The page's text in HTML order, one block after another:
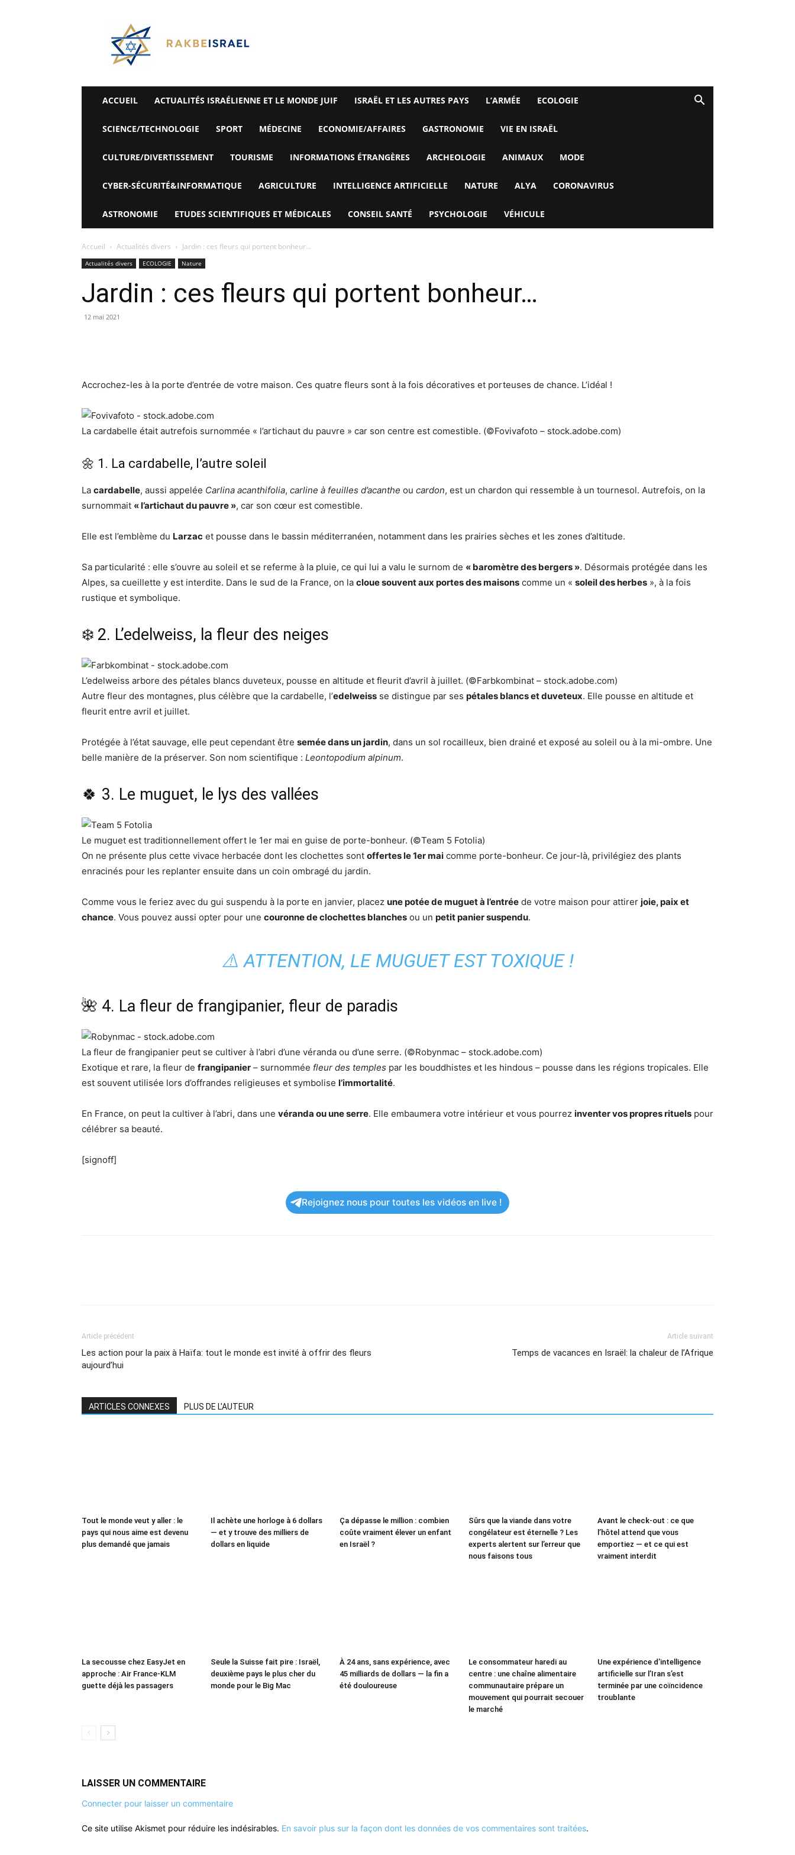
Rak
Be
Israel-
Alyaexpress-
News
ACCUEIL ACTUALITÉS ISRAÉLIENNE ET LE MONDE JUIF ISRAËL ET LES AUTRES PAYS L’ARMÉE ECOLOGIE
SCIENCE/TECHNOLOGIE SPORT MÉDECINE ECONOMIE/AFFAIRES GASTRONOMIE VIE EN ISRAËL
CULTURE/DIVERTISSEMENT TOURISME INFORMATIONS ÉTRANGÈRES ARCHEOLOGIE ANIMAUX MODE
CYBER-SÉCURITÉ&INFORMATIQUE AGRICULTURE INTELLIGENCE ARTIFICIELLE NATURE ALYA CORONAVIRUS
ASTRONOMIE ETUDES SCIENTIFIQUES ET MÉDICALES CONSEIL SANTÉ PSYCHOLOGIE VÉHICULE
Accueil Actualités divers Jardin : ces fleurs qui portent bonheur…
Actualités divers ECOLOGIE Nature
Jardin : ces fleurs qui portent bonheur…
12 mai 2021
Accrochez-les à la porte d’entrée de votre maison. Ces quatre fleurs sont à la fois décoratives et porteuses de chance. L’idéal !
La cardabelle était autrefois surnommée « l’artichaut du pauvre » car son centre est comestible. (©Fovivafoto – stock.adobe.com)
🌼 1. La cardabelle, l’autre soleil
La cardabelle, aussi appelée Carlina acanthifolia, carline à feuilles d’acanthe ou cardon, est un chardon qui ressemble à un tournesol. Autrefois, on la
surnommait « l’artichaut du pauvre », car son cœur est comestible.
Elle est l’emblème du Larzac et pousse dans le bassin méditerranéen, notamment dans les prairies sèches et les zones d’altitude.
Sa particularité : elle s’ouvre au soleil et se referme à la pluie, ce qui lui a valu le surnom de « baromètre des bergers ». Désormais protégée dans les
Alpes, sa cueillette y est interdite. Dans le sud de la France, on la cloue souvent aux portes des maisons comme un « soleil des herbes », à la fois
rustique et symbolique.
❄️ 2. L’edelweiss, la fleur des neiges
L’edelweiss arbore des pétales blancs duveteux, pousse en altitude et fleurit d’avril à juillet. (©Farbkombinat – stock.adobe.com)
Autre fleur des montagnes, plus célèbre que la cardabelle, l’edelweiss se distingue par ses pétales blancs et duveteux. Elle pousse en altitude et
fleurit entre avril et juillet.
Protégée à l’état sauvage, elle peut cependant être semée dans un jardin, dans un sol rocailleux, bien drainé et exposé au soleil ou à la mi-ombre. Une
belle manière de la préserver. Son nom scientifique : Leontopodium alpinum.
🍀 3. Le muguet, le lys des vallées
Le muguet est traditionnellement offert le 1er mai en guise de porte-bonheur. (©Team 5 Fotolia)
On ne présente plus cette vivace herbacée dont les clochettes sont offertes le 1er mai comme porte-bonheur. Ce jour-là, privilégiez des plants
enracinés pour les replanter ensuite dans un coin ombragé du jardin.
Comme vous le feriez avec du gui suspendu à la porte en janvier, placez une potée de muguet à l’entrée de votre maison pour attirer joie, paix et
chance. Vous pouvez aussi opter pour une couronne de clochettes blanches ou un petit panier suspendu.
⚠️ ATTENTION, LE MUGUET EST TOXIQUE !
🌺 4. La fleur de frangipanier, fleur de paradis
La fleur de frangipanier peut se cultiver à l’abri d’une véranda ou d’une serre. (©Robynmac – stock.adobe.com)
Exotique et rare, la fleur de frangipanier – surnommée fleur des temples par les bouddhistes et les hindous – pousse dans les régions tropicales. Elle
est souvent utilisée lors d’offrandes religieuses et symbolise l’immortalité.
En France, on peut la cultiver à l’abri, dans une véranda ou une serre. Elle embaumera votre intérieur et vous pourrez inventer vos propres rituels pour
célébrer sa beauté.
[signoff]
Rejoignez nous pour toutes les vidéos en live !
Article précédent
Les action pour la paix à Haïfa: tout le monde est invité à offrir des fleurs
aujourd’hui
Article suivant
Temps de vacances en Israël: la chaleur de l’Afrique
ARTICLES CONNEXES PLUS DE L'AUTEUR
Tout le monde veut y aller : le
pays qui nous aime est devenu
plus demandé que jamais
Il achète une horloge à 6 dollars
— et y trouve des milliers de
dollars en liquide
Ça dépasse le million : combien
coûte vraiment élever un enfant
en Israël ?
Sûrs que la viande dans votre
congélateur est éternelle ? Les
experts alertent sur l’erreur que
nous faisons tous
Avant le check-out : ce que
l’hôtel attend que vous
emportiez — et ce qui est
vraiment interdit
La secousse chez EasyJet en
approche : Air France-KLM
guette déjà les passagers
Seule la Suisse fait pire : Israël,
deuxième pays le plus cher du
monde pour le Big Mac
À 24 ans, sans expérience, avec
45 milliards de dollars — la fin a
été douloureuse
Le consommateur haredi au
centre : une chaîne alimentaire
communautaire prépare un
mouvement qui pourrait secouer
le marché
Une expérience d’intelligence
artificielle sur l’Iran s’est
terminée par une coïncidence
troublante
LAISSER UN COMMENTAIRE
Connecter pour laisser un commentaire
Ce site utilise Akismet pour réduire les indésirables. En savoir plus sur la façon dont les données de vos commentaires sont traitées.